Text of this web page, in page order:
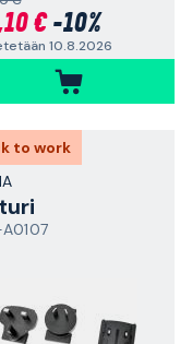
€-10%
10.8.2026
to work